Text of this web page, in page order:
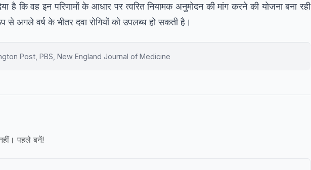
है कि वह इन परिणामों के आधार पर त्वरित नियामक अनुमोदन की मांग करने की योजना बना रही
से अगले वर्ष के भीतर दवा रोगियों को उपलब्ध हो सकती है।
Post, PBS, New England Journal of Medicine
पहले बनें!